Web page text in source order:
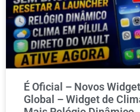
É Oficial – Novos
Global – Widget de